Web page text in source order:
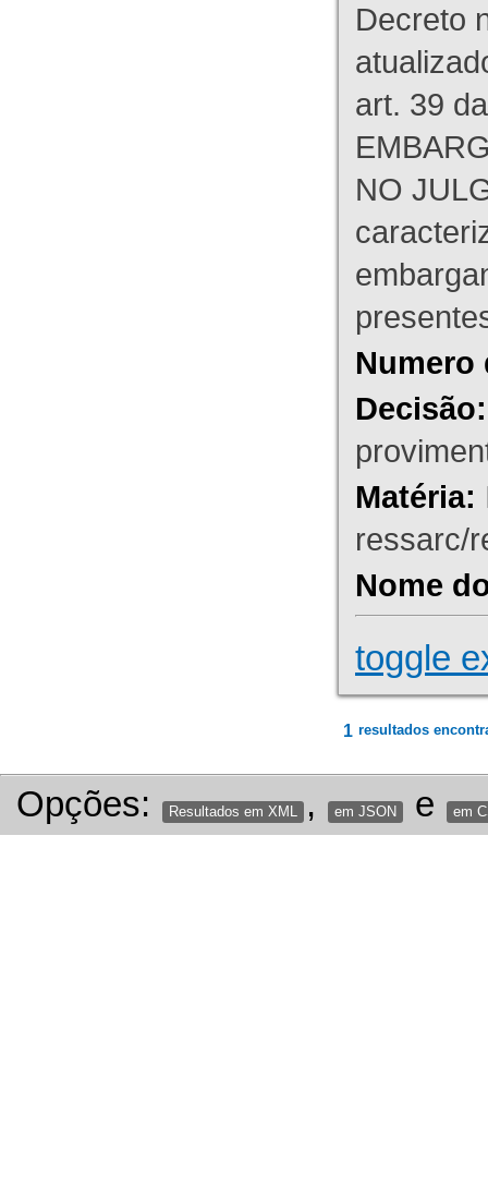
Decreto
art. 39
NO
Numero
Decisão:
Matéria:
ressarc/
Nome
toggle
1 resultados
Opções: Resultados em XML , em JSON e em